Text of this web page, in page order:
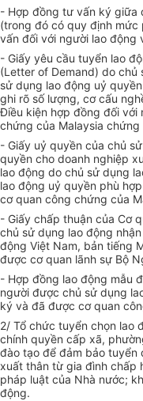
- Hợp đồng tư vấn ký giữa
(trong đó có quy định mức
vấn đối với người lao động
- Giấy yêu cầu tuyển lao
(Letter of Demand) do
sử dụng lao động uỷ
ghi rõ số lượng, cơ cấu
Điều kiện hợp đồng đối với
chứng của Malaysia chứng
- Giấy uỷ quyền của chủ
quyền cho doanh nghiệp
lao động do chủ sử dụng
lao động uỷ quyền phù
cơ quan công chứng của
- Giấy chấp thuận của Cơ
chủ sử dụng lao động
động Việt Nam, bản tiếng
được cơ quan lãnh sự Bộ
- Hợp đồng lao động mẫu
người được chủ sử dụng
ký và đã được cơ quan
2/ Tổ chức tuyển chọn lao
chính quyền cấp xã,
đào tạo để đảm bảo
xuất thân từ gia đình chấp
pháp luật của Nhà nước;
động.